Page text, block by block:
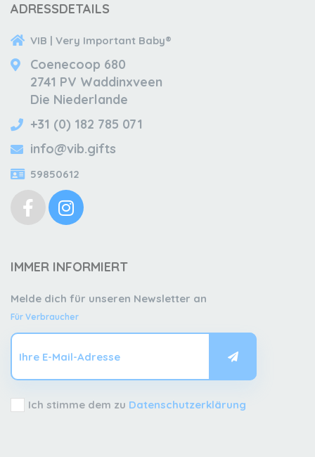
ADRESSDETAILS
VIB | Very Important Baby®
Coenecoop 680
2741 PV Waddinxveen
Die Niederlande
+31 (0) 182 785 071
info@vib.gifts
59850612
IMMER INFORMIERT
Melde dich für unseren Newsletter an
Für Verbraucher
Ich stimme dem zu Datenschutzerklärung